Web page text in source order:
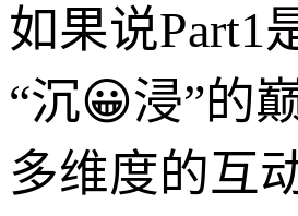
如果说Part1
“沉😀浸”的
多维度的互